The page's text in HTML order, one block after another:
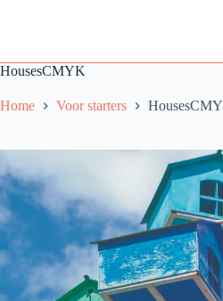
HousesCMYK
Home Voor starters